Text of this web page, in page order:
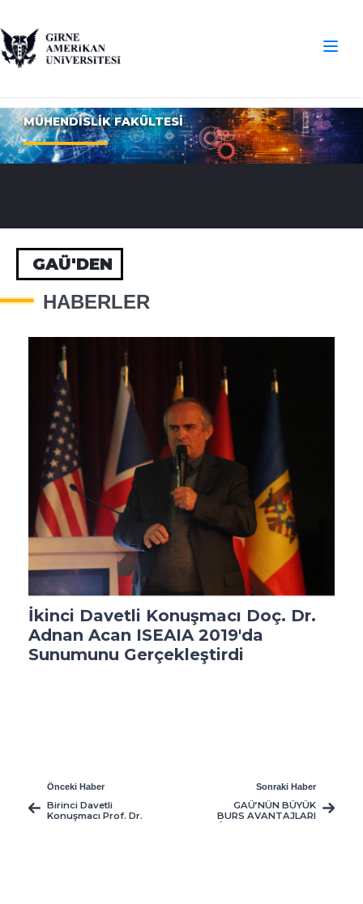
MÜHENDİSLİK FAKÜLTESİ
GAÜ'DEN
HABERLER
İkinci Davetli Konuşmacı Doç. Dr.
Adnan Acan ISEAIA 2019'da
Sunumunu Gerçekleştirdi
Önceki Haber
Birinci Davetli
Konuşmacı Prof. Dr.
Sonraki Haber
GAÜ’NÜN BÜYÜK
BURS AVANTAJLARI